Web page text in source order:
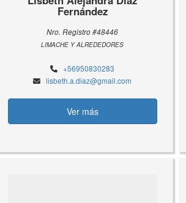
Fernández
Nro. Registro #48446
LIMACHE Y ALREDEDORES
+56950830283
lisbeth.a.diaz@gmail.com
Ver más